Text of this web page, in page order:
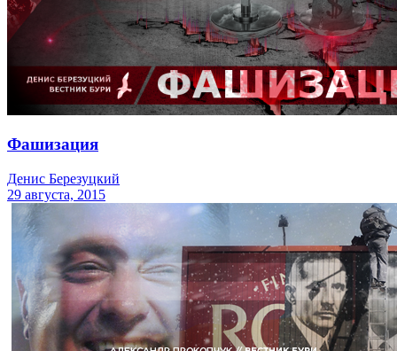
Фашизация
Денис Березуцкий
29 августа, 2015